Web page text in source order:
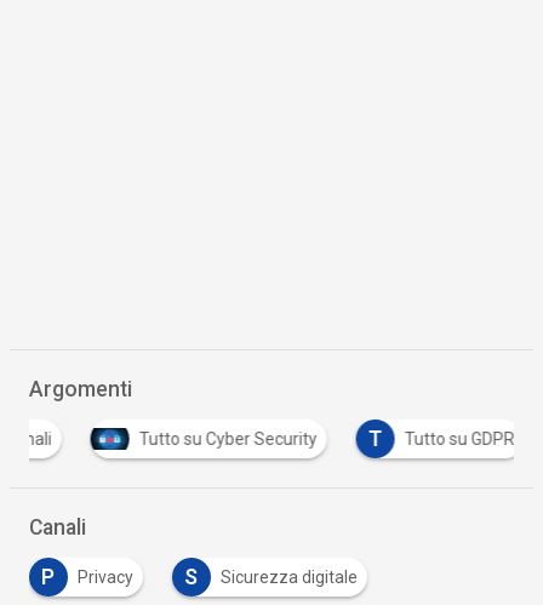
Argomenti
Tutto su Cyber Security T Tutto su GDPR
Canali
P Privacy S Sicurezza digitale